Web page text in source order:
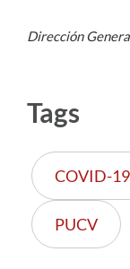
Dirección
Tags
COVID-19
PUCV